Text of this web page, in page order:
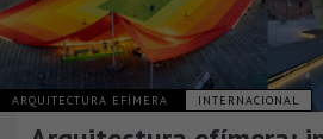
ARQUITECTURA EFÍMERA INTERNACIONAL